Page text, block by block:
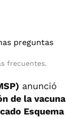
frecuentes.
anunció
de la vacuna
Esquema